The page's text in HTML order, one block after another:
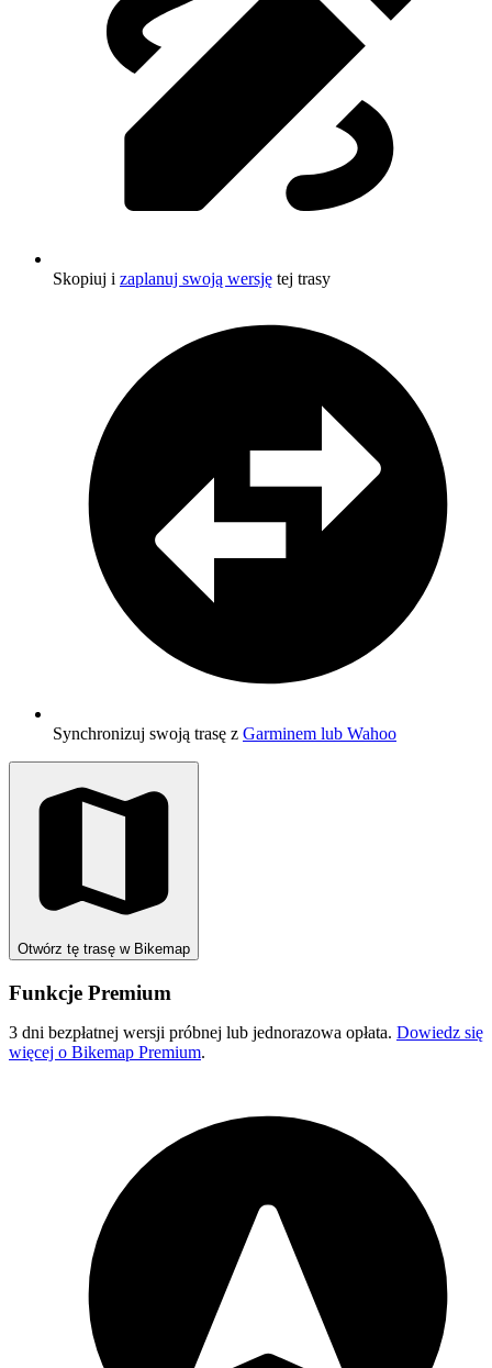
Skopiuj i zaplanuj swoją wersję tej trasy
Synchronizuj swoją trasę z Garminem lub Wahoo
Otwórz tę trasę w Bikemap
Funkcje Premium
3 dni bezpłatnej wersji próbnej lub jednorazowa opłata. Dowiedz się
więcej o Bikemap Premium.